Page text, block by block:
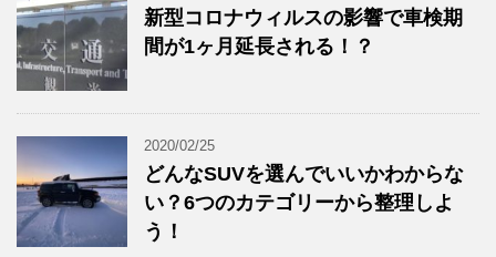
新型コロナウィルスの影響で車検期
間が1ヶ月延長される！？
2020/02/25
どんなSUVを選んでいいかわからな
い？6つのカテゴリーから整理しよ
う！